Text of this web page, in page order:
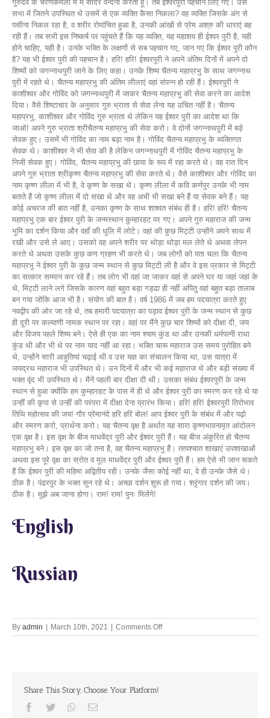
English
Russian
By admin | March 10th, 2021 | Comments Offon
Lets
Share This Story, Choose Your Platform!
Facebook
Twitter Whatsapp
Email